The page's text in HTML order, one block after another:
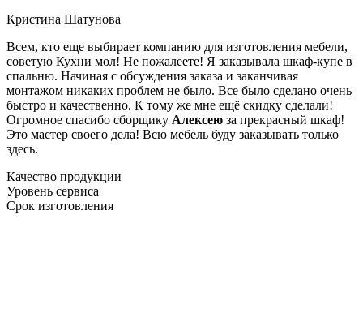
Кристина Шатунова
Всем, кто еще выбирает компанию для изготовления мебели,
советую Кухни мол! Не пожалеете! Я заказывала шкаф-купе в
спальню. Начиная с обсуждения заказа и заканчивая
монтажом никаких проблем не было. Все было сделано очень
быстро и качественно. К тому же мне ещё скидку сделали!
Огромное спасибо сборщику Алексею за прекрасный шкаф!
Это мастер своего дела! Всю мебель буду заказывать только
здесь.
Качество продукции
Уровень сервиса
Срок изготовления